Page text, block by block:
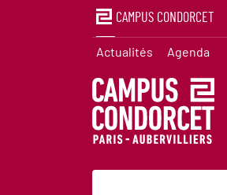
CAMPUS CONDORCET
Actualités Agenda